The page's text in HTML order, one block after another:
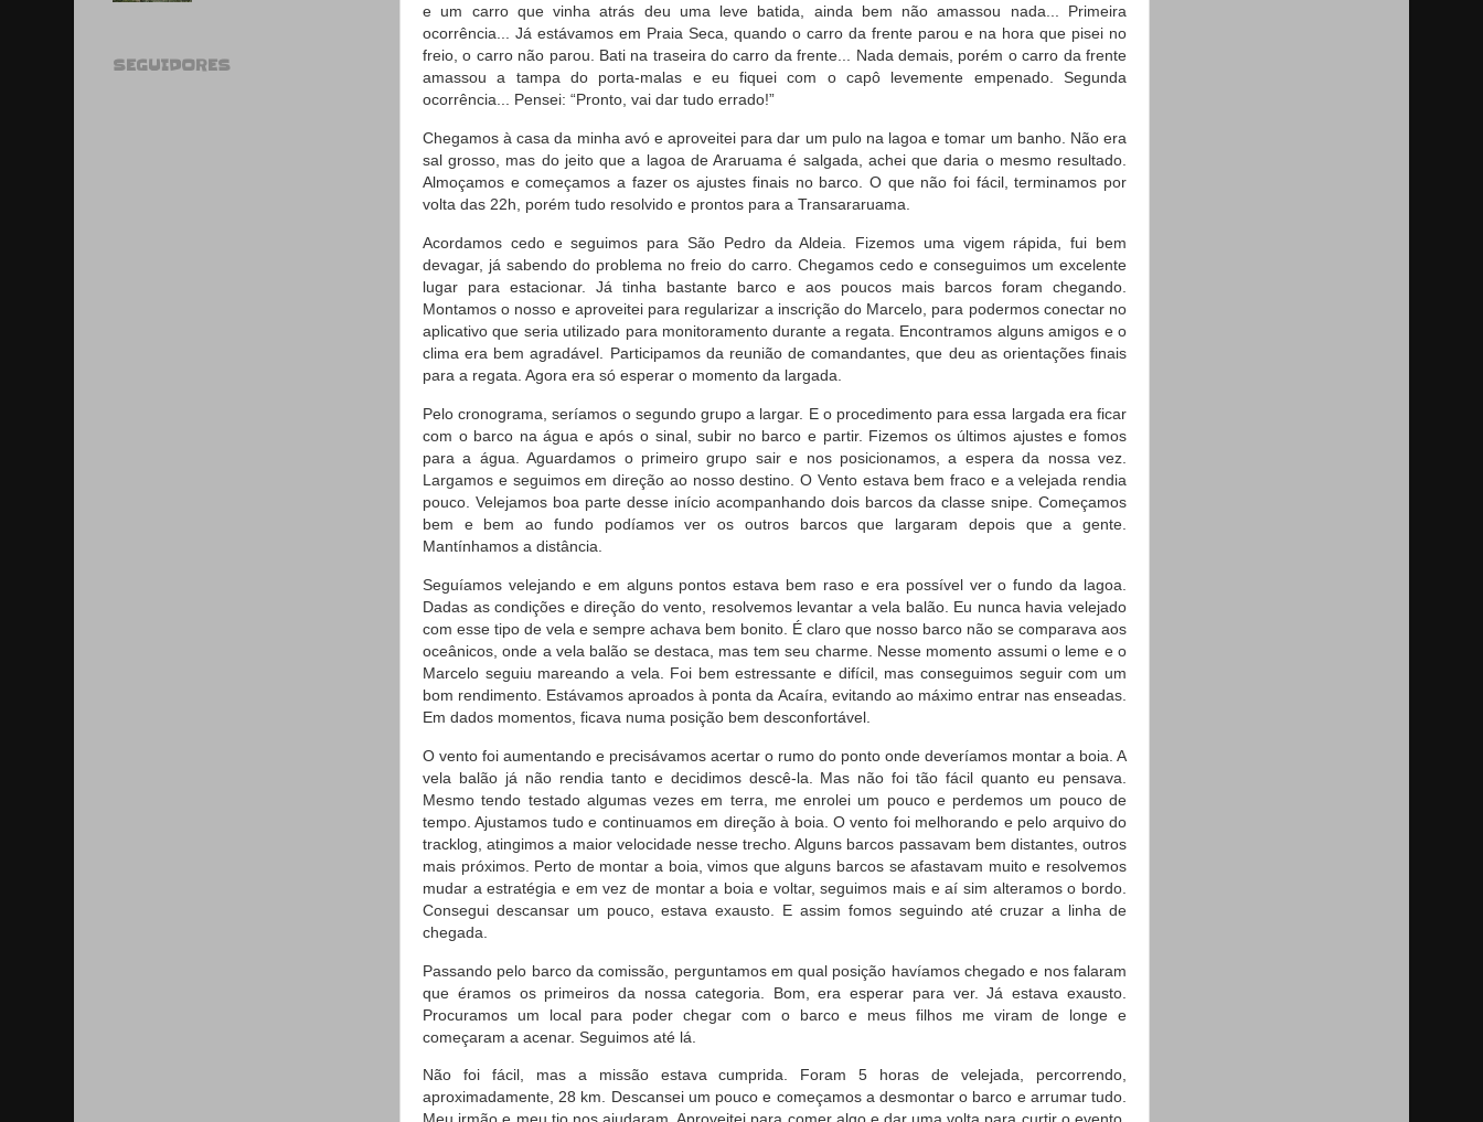
e um carro que vinha atrás deu uma leve batida, ainda bem não amassou nada... Primeira
ocorrência... Já estávamos em Praia Seca, quando o carro da frente parou e na hora que pisei no
freio, o carro não parou. Bati na traseira do carro da frente... Nada demais, porém o carro da frente
amassou a tampa do porta-malas e eu fiquei com o capô levemente empenado. Segunda
ocorrência... Pensei: “Pronto, vai dar tudo errado!”
Chegamos à casa da minha avó e aproveitei para dar um pulo na lagoa e tomar um banho. Não era
sal grosso, mas do jeito que a lagoa de Araruama é salgada, achei que daria o mesmo resultado.
Almoçamos e começamos a fazer os ajustes finais no barco. O que não foi fácil, terminamos por
volta das 22h, porém tudo resolvido e prontos para a Transararuama.
Acordamos cedo e seguimos para São Pedro da Aldeia. Fizemos uma vigem rápida, fui bem
devagar, já sabendo do problema no freio do carro. Chegamos cedo e conseguimos um excelente
lugar para estacionar. Já tinha bastante barco e aos poucos mais barcos foram chegando.
Montamos o nosso e aproveitei para regularizar a inscrição do Marcelo, para podermos conectar no
aplicativo que seria utilizado para monitoramento durante a regata. Encontramos alguns amigos e o
clima era bem agradável. Participamos da reunião de comandantes, que deu as orientações finais
para a regata. Agora era só esperar o momento da largada.
Pelo cronograma, seríamos o segundo grupo a largar. E o procedimento para essa largada era ficar
com o barco na água e após o sinal, subir no barco e partir. Fizemos os últimos ajustes e fomos
para a água. Aguardamos o primeiro grupo sair e nos posicionamos, a espera da nossa vez.
Largamos e seguimos em direção ao nosso destino. O Vento estava bem fraco e a velejada rendia
pouco. Velejamos boa parte desse início acompanhando dois barcos da classe snipe. Começamos
bem e bem ao fundo podíamos ver os outros barcos que largaram depois que a gente.
Mantínhamos a distância.
Seguíamos velejando e em alguns pontos estava bem raso e era possível ver o fundo da lagoa.
Dadas as condições e direção do vento, resolvemos levantar a vela balão. Eu nunca havia velejado
com esse tipo de vela e sempre achava bem bonito. É claro que nosso barco não se comparava aos
oceânicos, onde a vela balão se destaca, mas tem seu charme. Nesse momento assumi o leme e o
Marcelo seguiu mareando a vela. Foi bem estressante e difícil, mas conseguimos seguir com um
bom rendimento. Estávamos aproados à ponta da Acaíra, evitando ao máximo entrar nas enseadas.
Em dados momentos, ficava numa posição bem desconfortável.
O vento foi aumentando e precisávamos acertar o rumo do ponto onde deveríamos montar a boia. A
vela balão já não rendia tanto e decidimos descê-la. Mas não foi tão fácil quanto eu pensava.
Mesmo tendo testado algumas vezes em terra, me enrolei um pouco e perdemos um pouco de
tempo. Ajustamos tudo e continuamos em direção à boia. O vento foi melhorando e pelo arquivo do
tracklog, atingimos a maior velocidade nesse trecho. Alguns barcos passavam bem distantes, outros
mais próximos. Perto de montar a boia, vimos que alguns barcos se afastavam muito e resolvemos
mudar a estratégia e em vez de montar a boia e voltar, seguimos mais e aí sim alteramos o bordo.
Consegui descansar um pouco, estava exausto. E assim fomos seguindo até cruzar a linha de
chegada.
Passando pelo barco da comissão, perguntamos em qual posição havíamos chegado e nos falaram
que éramos os primeiros da nossa categoria. Bom, era esperar para ver. Já estava exausto.
Procuramos um local para poder chegar com o barco e meus filhos me viram de longe e
começaram a acenar. Seguimos até lá.
Não foi fácil, mas a missão estava cumprida. Foram 5 horas de velejada, percorrendo,
aproximadamente, 28 km. Descansei um pouco e começamos a desmontar o barco e arrumar tudo.
SEGUIDORES